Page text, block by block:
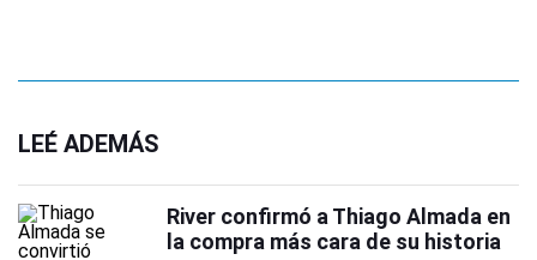
LEÉ ADEMÁS
River confirmó a Thiago Almada en
la compra más cara de su historia